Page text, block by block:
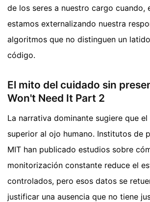
de los seres a nuestro cargo cuando,
estamos externalizando nuestra
algoritmos que no distinguen un
código.
El mito del cuidado sin
Won't Need It Part 2
La narrativa dominante sugiere que el
superior al ojo humano. Institutos de
MIT han publicado estudios sobre
monitorización constante reduce el
controlados, pero esos datos se
justificar una ausencia que no tiene